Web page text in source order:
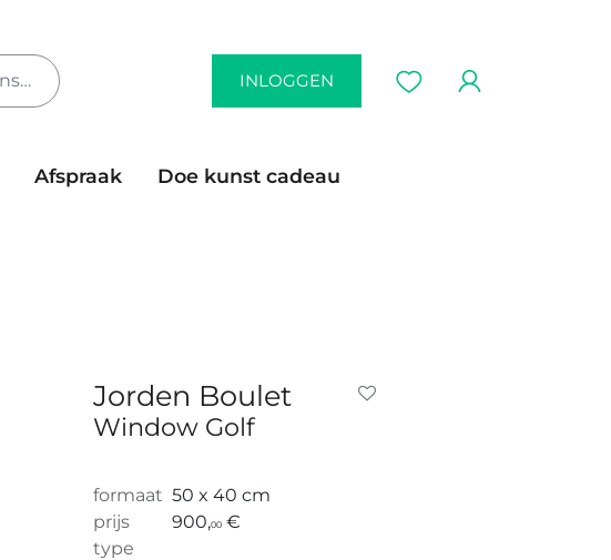
INLOGGEN
Afspraak
Doe kunst cadeau
Jorden Boulet
Window Golf
formaat 50 x 40 cm
prijs
900,00 €
type